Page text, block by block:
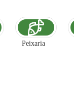
Peixaria